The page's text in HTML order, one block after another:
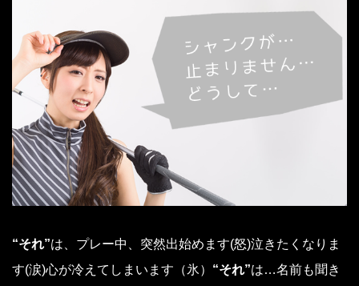
“それ”は、プレー中、突然出始めます(怒)泣きたくなりま
す(涙)心が冷えてしまいます（氷） “それ”は…名前も聞き